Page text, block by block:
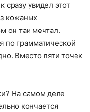
сразу увидел этот
кожаных
он так мечтал.
по грамматической
Вместо пяти точек
На самом деле
кончается